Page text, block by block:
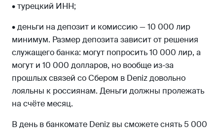
• турецкий ИНН;
• деньги на депозит и комиссию — 10 000 лир
минимум. Размер депозита зависит от решения
служащего банка: могут попросить 10 000 лир, а
могут и 10 000 долларов, но вообще из-за
прошлых связей со Сбером в Deniz довольно
лояльны к россиянам. Деньги должны пролежать
на счёте месяц.
В день в банкомате Deniz вы сможете снять 5 000